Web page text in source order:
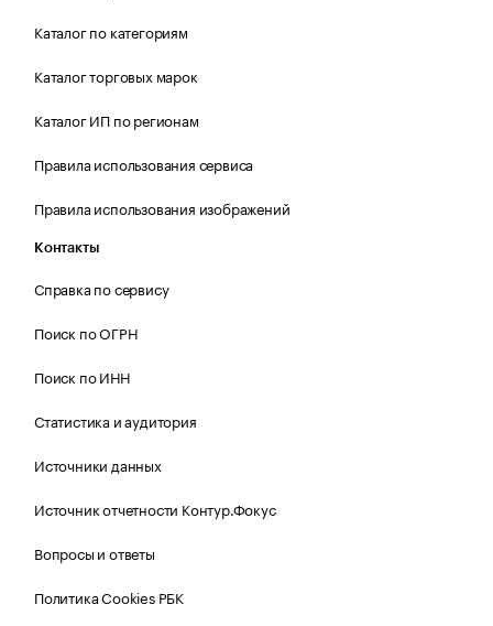
Каталог по категориям
Каталог торговых марок
Каталог ИП по регионам
Правила использования сервиса
Правила использования изображений
Контакты
Справка по сервису
Поиск по ОГРН
Поиск по ИНН
Статистика и аудитория
Источники данных
Источник отчетности Контур.Фокус
Вопросы и ответы
Политика Cookies РБК